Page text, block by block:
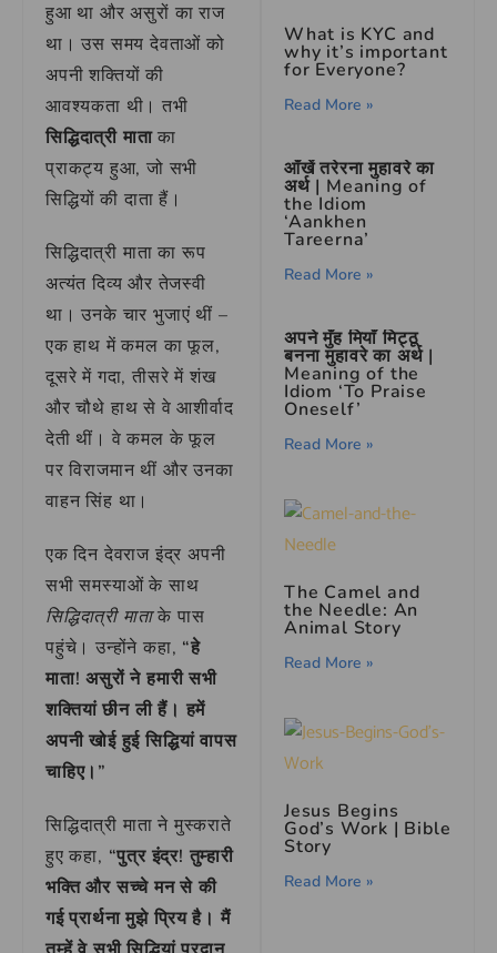
हुआ था और असुरों का राज
था। उस समय देवताओं को
अपनी शक्तियों की
आवश्यकता थी। तभी
सिद्धिदात्री माताका
प्राकट्य हुआ, जो सभी
सिद्धियों की दाता हैं।
सिद्धिदात्री माता का रूप
अत्यंत दिव्य और तेजस्वी
था। उनके चार भुजाएं थीं –
एक हाथ में कमल का फूल,
दूसरे में गदा, तीसरे में शंख
और चौथे हाथ से वे आशीर्वाद
देती थीं। वे कमल के फूल
पर विराजमान थीं और उनका
वाहन सिंह था।
एक दिन देवराज इंद्र अपनी
सभी समस्याओं के साथ
सिद्धिदात्री माताके पास
पहुंचे। उन्होंने कहा, “हे
माता! असुरों ने हमारी सभी
शक्तियां छीन ली हैं। हमें
अपनी खोई हुई सिद्धियां वापस
चाहिए।”
सिद्धिदात्री माता ने मुस्कराते
हुए कहा, “पुत्र इंद्र! तुम्हारी
भक्ति और सच्चे मन से की
गई प्रार्थना मुझे प्रिय है। मैं
What is KYC and
why it’s important
for Everyone?
Read More »
आँखें तरेरना मुहावरे का
अर्थ | Meaning of
the Idiom
‘Aankhen
Tareerna’
Read More »
अपने मुँह मियाँ मिट्ठू
बनना मुहावरे का अर्थ |
Meaning of the
Idiom ‘To Praise
Oneself’
Read More »
The Camel and
the Needle: An
Animal Story
Read More »
Jesus Begins
God’s Work | Bible
Story
Read More »